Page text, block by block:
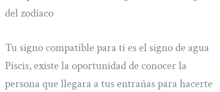
del zodíaco
Tu signo compatible para ti es el signo de agua
Piscis, existe la oportunidad de conocer la
persona que llegara a tus entrañas para hacerte